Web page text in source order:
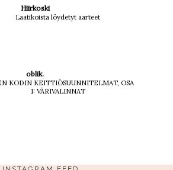
Hiirkoski
Laatikoista löydetyt aarteet
oblik.
KODIN KEITTIÖSUUNNITELMAT, OSA
1: VÄRIVALINNAT